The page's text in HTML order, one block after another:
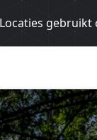
gebruikt